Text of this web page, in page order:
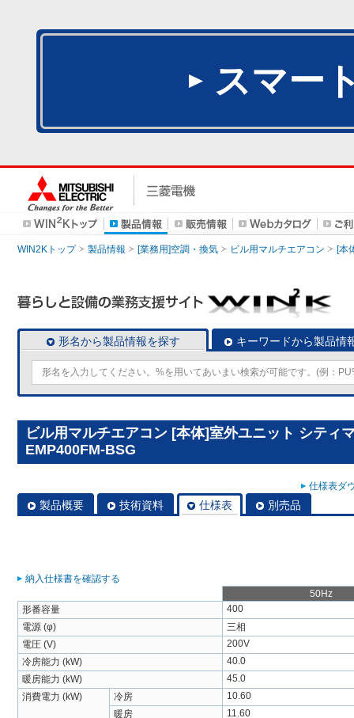
スマー
WIN2Kトップ 製品情報 [業務用]空調・換気 ビル用マルチエアコン [本
形名から製品情報を探す キーワードから製品情
ビル用マルチエアコン [本体]室外ユニット シティ
EMP400FM-BSG
仕様表ダ
製品概要 技術資料 仕様表 別売品
納入仕様書を確認する
50Hz
形番容量
400
電源 (φ)
三相
電圧 (V)
200V
冷房能力 (kW)
40.0
暖房能力 (kW)
45.0
消費電力 (kW)
冷房
10.60
暖房
11.60